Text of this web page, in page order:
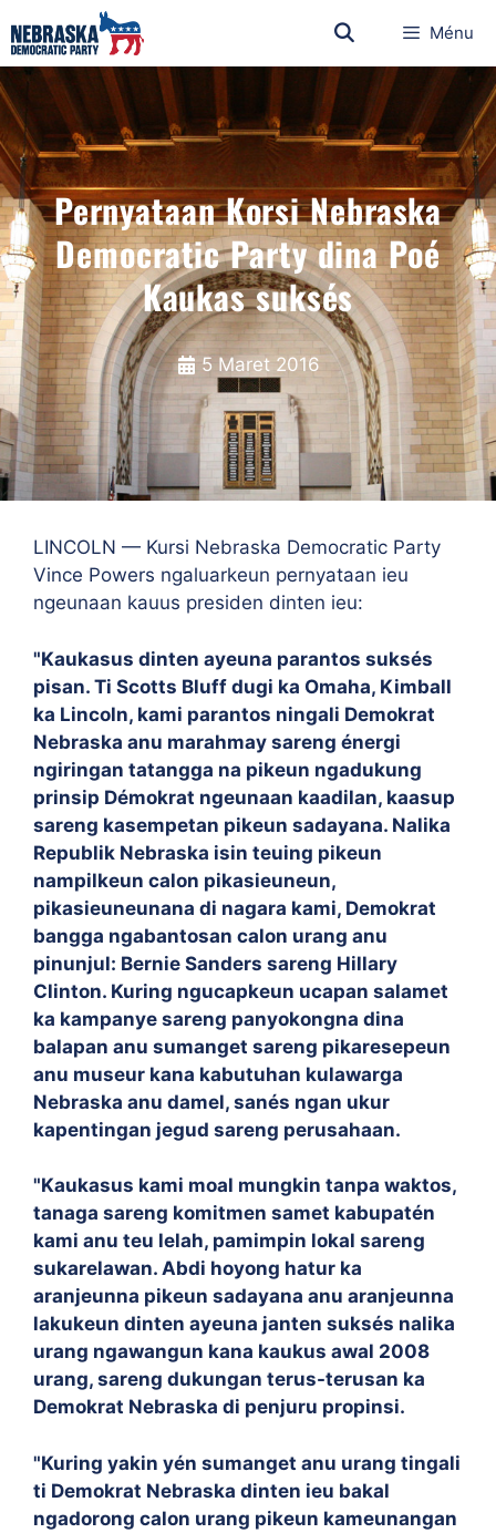
Ménu
Pernyataan Korsi Nebraska
Democratic Party dina Poé
Kaukas suksés
5 Maret 2016
LINCOLN — Kursi Nebraska Democratic Party
Vince Powers ngaluarkeun pernyataan ieu
ngeunaan kauus presiden dinten ieu:
"Kaukasus dinten ayeuna parantos suksés
pisan. Ti Scotts Bluff dugi ka Omaha, Kimball
ka Lincoln, kami parantos ningali Demokrat
Nebraska anu marahmay sareng énergi
ngiringan tatangga na pikeun ngadukung
prinsip Démokrat ngeunaan kaadilan, kaasup
sareng kasempetan pikeun sadayana. Nalika
Republik Nebraska isin teuing pikeun
nampilkeun calon pikasieuneun,
pikasieuneunana di nagara kami, Demokrat
bangga ngabantosan calon urang anu
pinunjul: Bernie Sanders sareng Hillary
Clinton. Kuring ngucapkeun ucapan salamet
ka kampanye sareng panyokongna dina
balapan anu sumanget sareng pikaresepeun
anu museur kana kabutuhan kulawarga
Nebraska anu damel, sanés ngan ukur
kapentingan jegud sareng perusahaan.
"Kaukasus kami moal mungkin tanpa waktos,
tanaga sareng komitmen samet kabupatén
kami anu teu lelah, pamimpin lokal sareng
sukarelawan. Abdi hoyong hatur ka
aranjeunna pikeun sadayana anu aranjeunna
lakukeun dinten ayeuna janten suksés nalika
urang ngawangun kana kaukus awal 2008
urang, sareng dukungan terus-terusan ka
Demokrat Nebraska di penjuru propinsi.
"Kuring yakin yén sumanget anu urang tingali
ti Demokrat Nebraska dinten ieu bakal
ngadorong calon urang pikeun kameunangan